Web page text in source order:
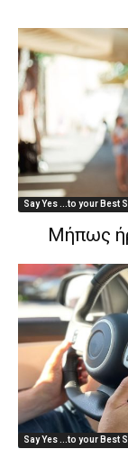
Say Yes ...to your Best
Μήπως
Say Yes ...to your Best